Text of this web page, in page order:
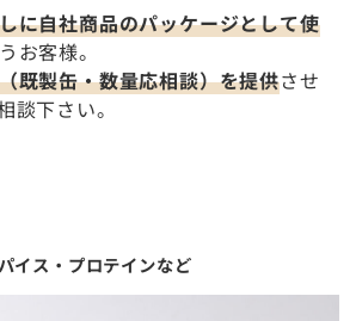
に自社商品のパッケージとして使
お客様。
既製缶・数量応相談）を提供させ
談下さい。
イス・プロテインなど